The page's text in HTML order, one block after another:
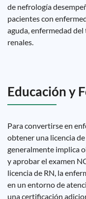
de nefrología
pacientes con
aguda, enfermedad
renales.
Educación y
Para convertirse en
obtener una licencia
generalmente implica
y aprobar el examen
licencia de RN, la
en un entorno de
una certificación